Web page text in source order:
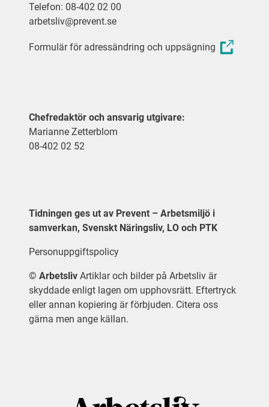
Telefon: 08-402 02 00
arbetsliv@prevent.se
Formulär för adressändring och uppsägning
Chefredaktör och ansvarig utgivare:
Marianne Zetterblom
08-402 02 52
Tidningen ges ut av Prevent – Arbetsmiljö i
samverkan, Svenskt Näringsliv, LO och PTK
Personuppgiftspolicy
© Arbetsliv Artiklar och bilder på Arbetsliv är
skyddade enligt lagen om upphovsrätt. Eftertryck
eller annan kopiering är förbjuden. Citera oss
gärna men ange källan.